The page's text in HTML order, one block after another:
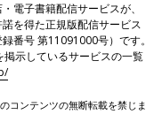
電子書籍配信サービスが、
を得た正規版配信サービス
番号 第11091000号）です。
掲示しているサービスの一覧
コンテンツの無断転載を禁じま